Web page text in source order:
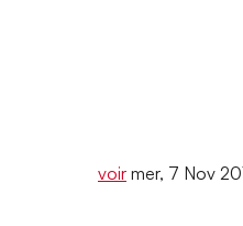
voir mer, 7 Nov